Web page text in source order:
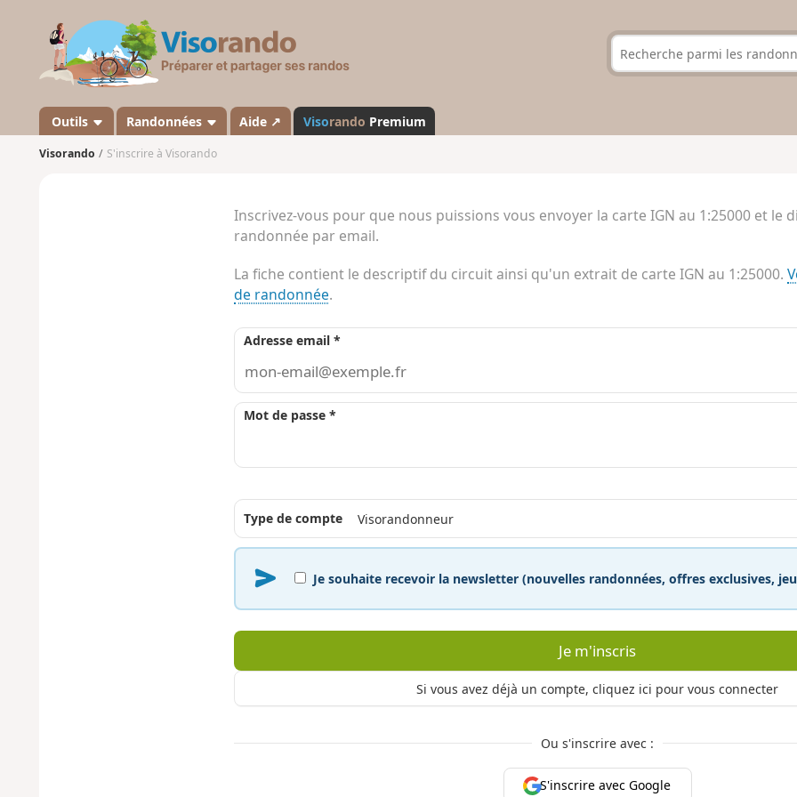
s
a
n
Outils Randonnées Aide ↗ Visorando Premium
Visorando S'inscrire à Visorando
Inscrivez-vous pour que nous puissions vous envoyer la carte IGN au 1:25000 et le
randonnée par email.
La fiche contient le descriptif du circuit ainsi qu'un extrait de carte IGN au 1:25000.
de randonnée.
Adresse email *
Mot de passe *
Type de compte
Je souhaite recevoir la newsletter (nouvelles randonnées, offres exclusives,
Je m'inscris
Si vous avez déjà un compte, cliquez ici pour vous connecter
Ou s'inscrire avec :
S'inscrire avec Google